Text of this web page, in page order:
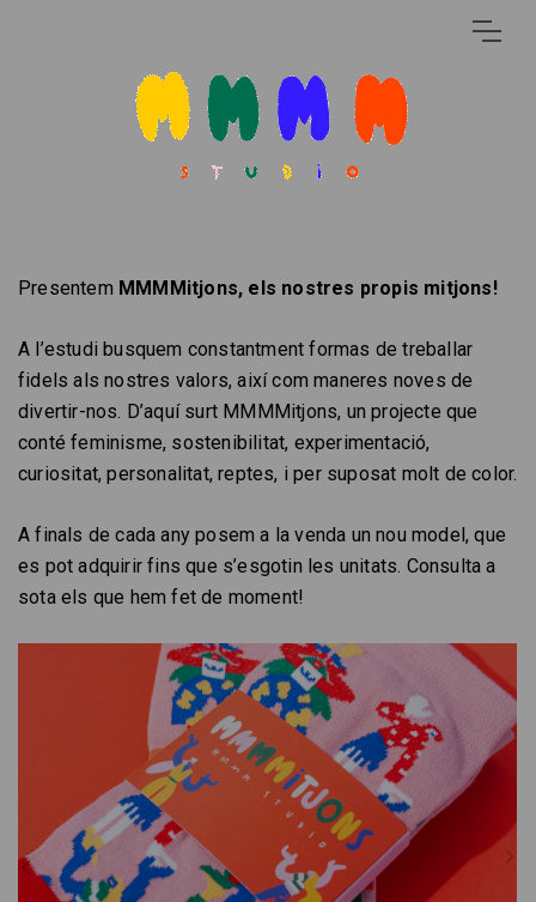
Presentem MMMMitjons, els nostres propis mitjons!
A l’estudi busquem constantment formas de treballar
fidels als nostres valors, així com maneres noves de
divertir-nos. D’aquí surt MMMMitjons, un projecte que
conté feminisme, sostenibilitat, experimentació,
curiositat, personalitat, reptes, i per suposat molt de color.
A finals de cada any posem a la venda un nou model, que
es pot adquirir fins que s’esgotin les unitats. Consulta a
sota els que hem fet de moment!
‹ ›